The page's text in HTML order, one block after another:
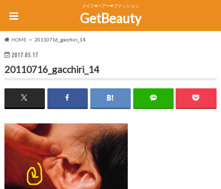
メイク♥ヘアー♥ファッション
GetBeauty
HOME 20110716_gacchiri_14
2017.05.17
20110716_gacchiri_14